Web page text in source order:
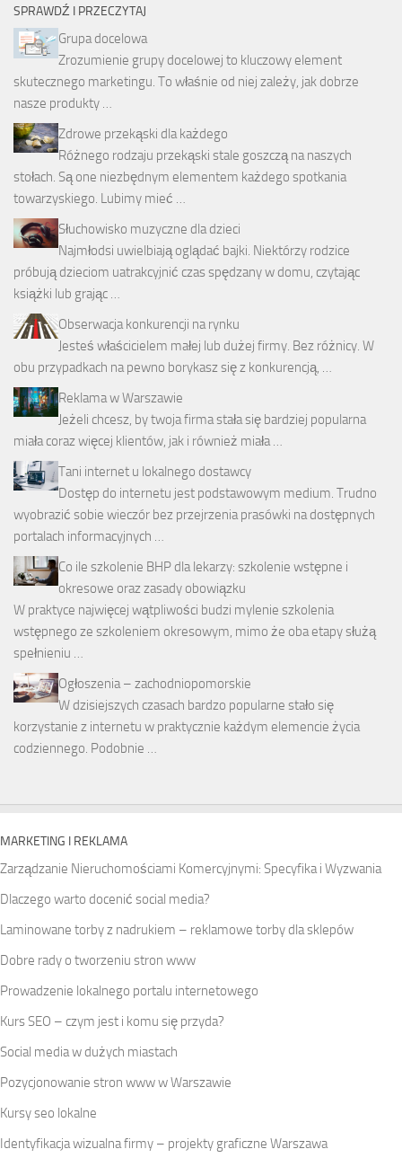
SPRAWDŹ I PRZECZYTAJ
Grupa docelowa
Zrozumienie grupy docelowej to kluczowy element
skutecznego marketingu. To właśnie od niej zależy, jak dobrze
nasze produkty …
Zdrowe przekąski dla każdego
Różnego rodzaju przekąski stale goszczą na naszych
stołach. Są one niezbędnym elementem każdego spotkania
towarzyskiego. Lubimy mieć …
Słuchowisko muzyczne dla dzieci
Najmłodsi uwielbiają oglądać bajki. Niektórzy rodzice
próbują dzieciom uatrakcyjnić czas spędzany w domu, czytając
książki lub grając …
Obserwacja konkurencji na rynku
Jesteś właścicielem małej lub dużej firmy. Bez różnicy. W
obu przypadkach na pewno borykasz się z konkurencją, …
Reklama w Warszawie
Jeżeli chcesz, by twoja firma stała się bardziej popularna
miała coraz więcej klientów, jak i również miała …
Tani internet u lokalnego dostawcy
Dostęp do internetu jest podstawowym medium. Trudno
wyobrazić sobie wieczór bez przejrzenia prasówki na dostępnych
portalach informacyjnych …
Co ile szkolenie BHP dla lekarzy: szkolenie wstępne i
okresowe oraz zasady obowiązku
W praktyce najwięcej wątpliwości budzi mylenie szkolenia
wstępnego ze szkoleniem okresowym, mimo że oba etapy służą
spełnieniu …
Ogłoszenia – zachodniopomorskie
W dzisiejszych czasach bardzo popularne stało się
korzystanie z internetu w praktycznie każdym elemencie życia
codziennego. Podobnie …
MARKETING I REKLAMA
Zarządzanie Nieruchomościami Komercyjnymi: Specyfika i Wyzwania
Dlaczego warto docenić social media?
Laminowane torby z nadrukiem – reklamowe torby dla sklepów
Dobre rady o tworzeniu stron www
Prowadzenie lokalnego portalu internetowego
Kurs SEO – czym jest i komu się przyda?
Social media w dużych miastach
Pozycjonowanie stron www w Warszawie
Kursy seo lokalne
Identyfikacja wizualna firmy – projekty graficzne Warszawa